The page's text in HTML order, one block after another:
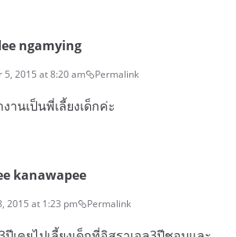
ngamying
5, 2015 at 8:20 am Permalink
านเป็นพี่เลี้ยงเด็กค่ะ
kanawapee
2015 at 1:23 pm Permalink